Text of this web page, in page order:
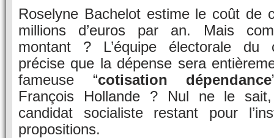
Roselyne Bachelot estime le coût de
millions d’euros par an. Mais
montant ? L’équipe électorale du
précise que la dépense sera
fameuse “cotisation dépendance
François Hollande ? Nul ne le
candidat socialiste restant pour
propositions.